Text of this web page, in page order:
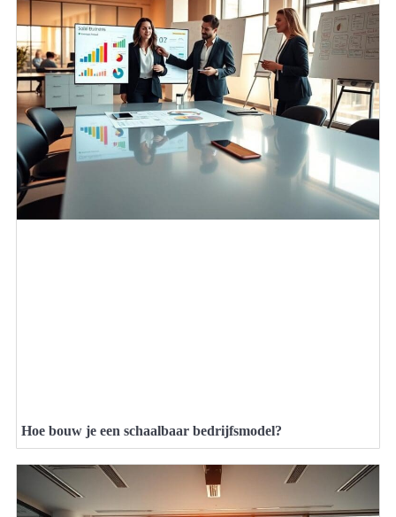
Hoe bouw je een schaalbaar bedrijfsmodel?